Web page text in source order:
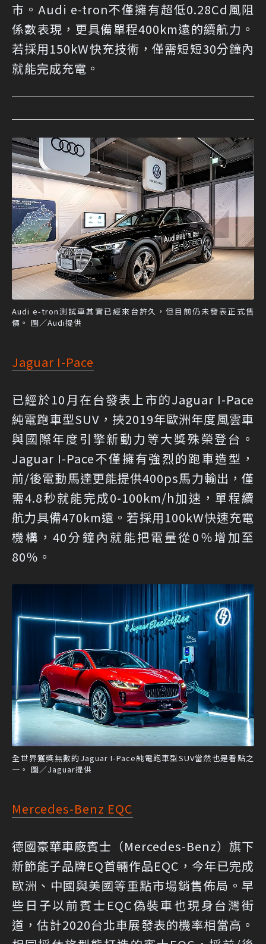
市。Audi e-tron不僅擁有超低0.28Cd風阻
係數表現，更具備單程400km遠的續航力。
若採用150kW快充技術，僅需短短30分鐘內
就能完成充電。
Audi e-tron測試車其實已經來台許久，但目前仍未發表正式售
價。 圖／Audi提供
Jaguar I-Pace
已經於10月在台發表上市的Jaguar I-Pace
純電跑車型SUV，挾2019年歐洲年度風雲車
與國際年度引擎新動力等大獎殊榮登台。
Jaguar I-Pace不僅擁有強烈的跑車造型，
前/後電動馬達更能提供400ps馬力輸出，僅
需4.8秒就能完成0-100km/h加速，單程續
航力具備470km遠。若採用100kW快速充電
機構，40分鐘內就能把電量從0％增加至
80％。
全世界獲獎無數的Jaguar I-Pace純電跑車型SUV當然也是看點之
一。 圖／Jaguar提供
Mercedes-Benz EQC
德國豪華車廠賓士（Mercedes-Benz）旗下
新節能子品牌EQ首輛作品EQC，今年已完成
歐洲、中國與美國等重點市場銷售佈局。早
些日子以前賓士EQC偽裝車也現身台灣街
道，估計2020台北車展發表的機率相當高。